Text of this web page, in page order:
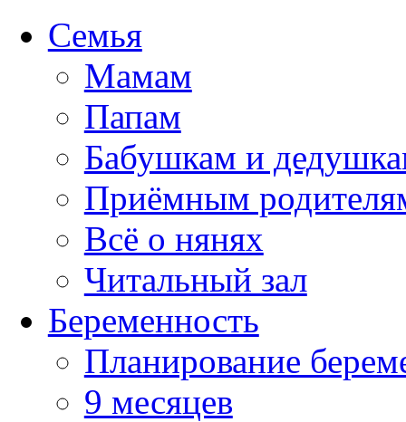
Семья
Мамам
Папам
Бабушкам и
Приёмным
Всё о нянях
Читальный зал
Беременность
Планирование
9 месяцев